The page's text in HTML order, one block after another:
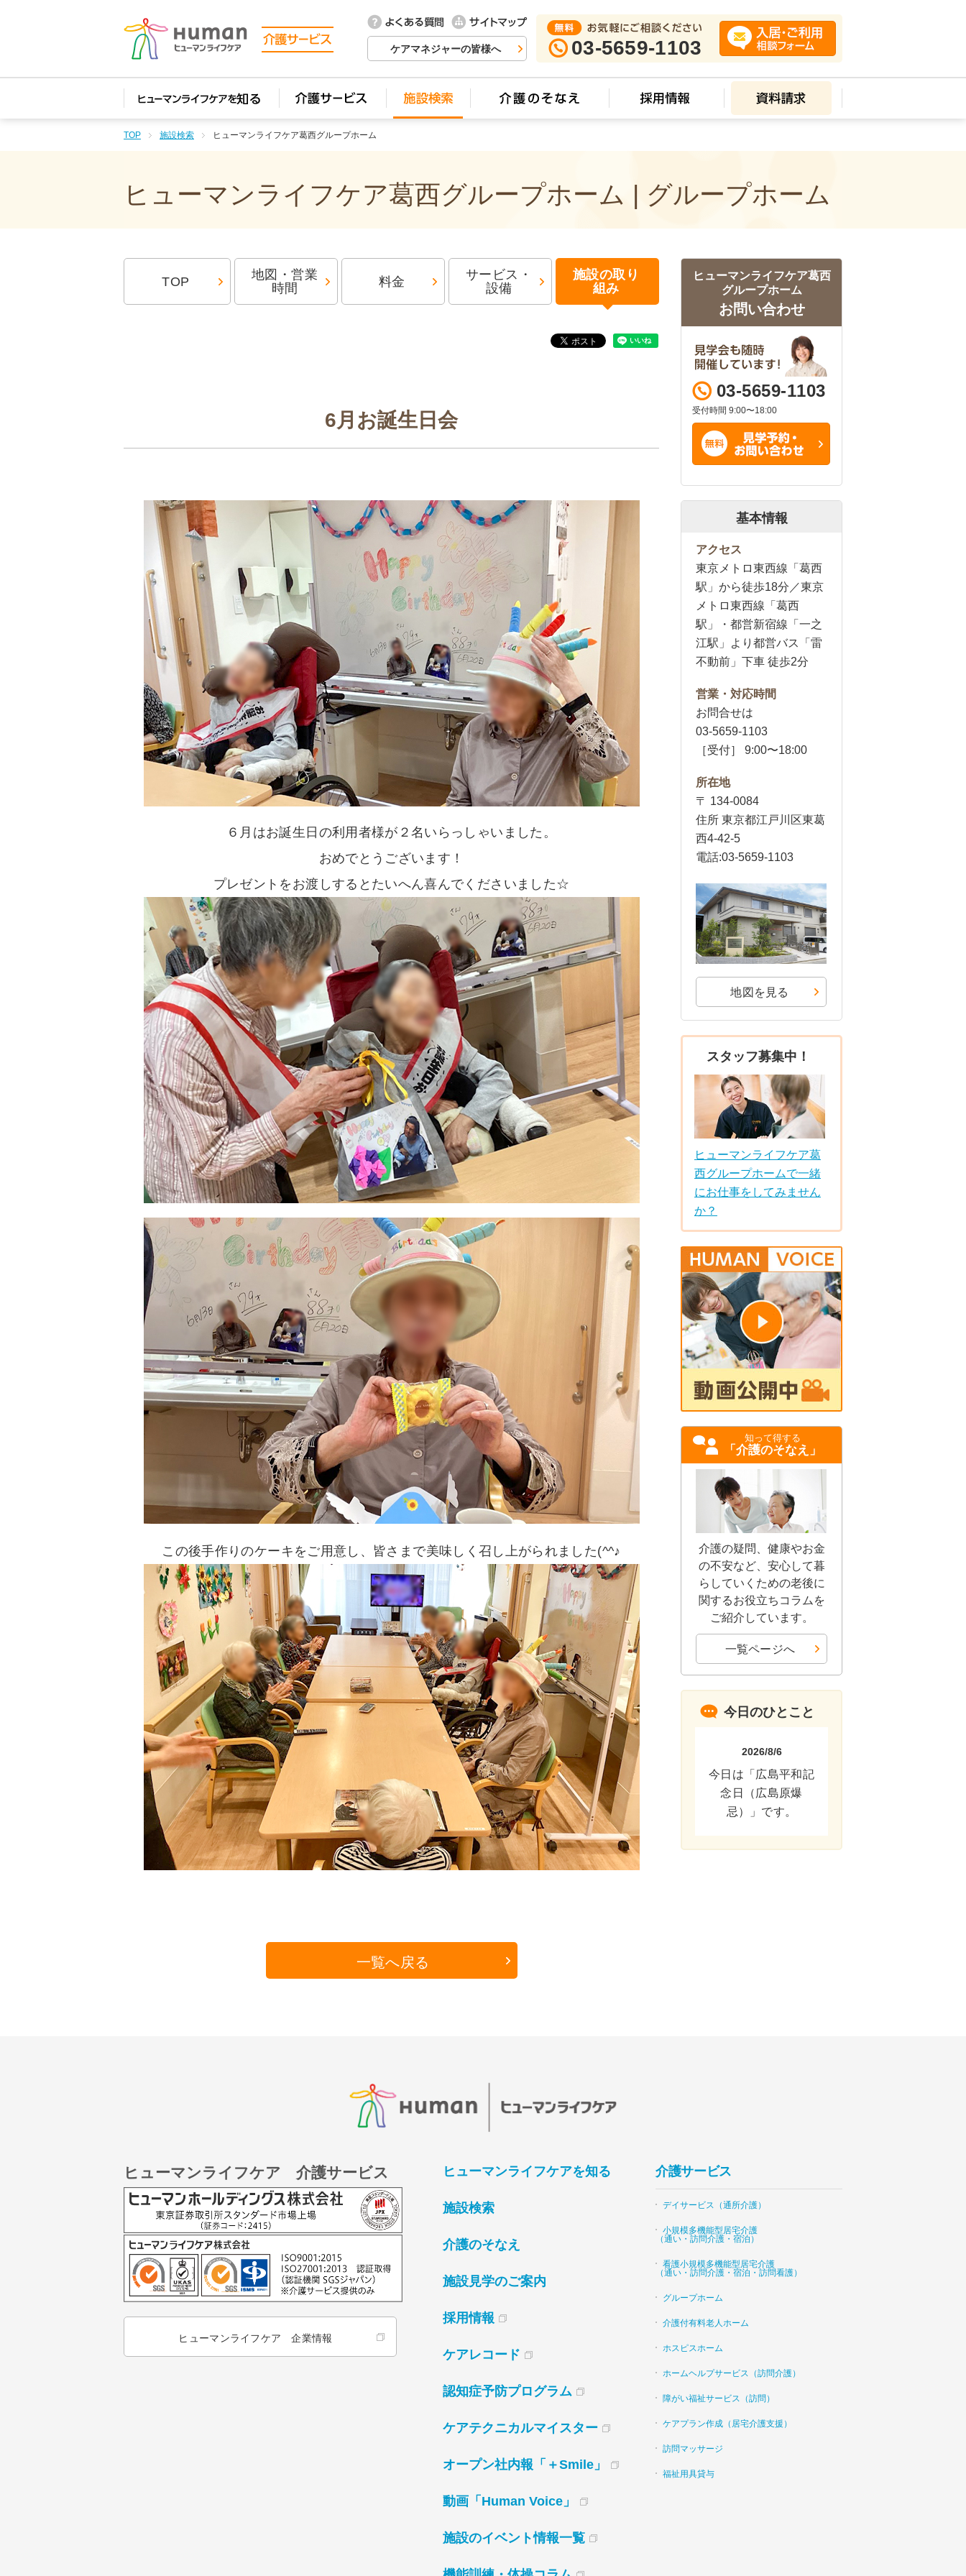
ケアマネジャーの皆様へ 03-5659-1103
TOP 施設検索 ヒューマンライフケア葛西グループホーム
ヒューマンライフケア葛西グループホーム | グループホーム
TOP
地図・営業
時間
料金
サービス・
設備
施設の取り
組み
6月お誕生日会
６月はお誕生日の利用者様が２名いらっしゃいました。
おめでとうございます！
プレゼントをお渡しするとたいへん喜んでくださいました☆
この後手作りのケーキをご用意し、皆さまで美味しく召し上がられました(^^♪
一覧へ戻る
ヒューマンライフケア葛西
グループホーム
お問い合わせ
03-5659-1103
受付時間 9:00〜18:00
基本情報
アクセス
東京メトロ東西線「葛西
駅」から徒歩18分／東京
メトロ東西線「葛西
駅」・都営新宿線「一之
江駅」より都営バス「雷
不動前」下車 徒歩2分
営業・対応時間
お問合せは
03-5659-1103
［受付］ 9:00〜18:00
所在地
〒 134-0084
住所 東京都江戸川区東葛
西4-42-5
電話:03-5659-1103
地図を見る
スタッフ募集中！
ヒューマンライフケア葛
西グループホームで一緒
にお仕事をしてみません
か？
知って得する
「介護のそなえ」
介護の疑問、健康やお金
の不安など、安心して暮
らしていくための老後に
関するお役立ちコラムを
ご紹介しています。
一覧ページへ
今日のひとこと
2026/8/6
今日は「広島平和記
念日（広島原爆
忌）」です。
ヒューマンライフケア 介護サービス
ヒューマンライフケア 企業情報
ヒューマンライフケアを知る
施設検索
介護のそなえ
施設見学のご案内
採用情報
ケアレコード
認知症予防プログラム
ケアテクニカルマイスター
オープン社内報「＋Smile」
動画「Human Voice」
施設のイベント情報一覧
介護サービス
デイサービス（通所介護）
小規模多機能型居宅介護
（通い・訪問介護・宿泊）
看護小規模多機能型居宅介護
（通い・訪問介護・宿泊・訪問看護）
グループホーム
介護付有料老人ホーム
ホスピスホーム
ホームヘルプサービス（訪問介護）
障がい福祉サービス（訪問）
ケアプラン作成（居宅介護支援）
訪問マッサージ
福祉用具貸与